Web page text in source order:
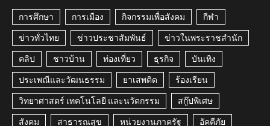
การศึกษา การเมือง กิจกรรมเพื่อสังคม กีฬา
ข่าวทั่วไทย ข่าวประชาสัมพันธ์ ข่าวในพระราชสำนัก
คลิป ชาวบ้าน ท่องเที่ยว ธุรกิจ บันเทิง
ประเพณีและวัฒนธรรม ยาเสพติด ร้องเรียน
วิทยาศาสตร์ เทคโนโลยี และนวัตกรรม สกู๊ปพิเศษ
สังคม สาธารณสุข หน่วยงานภาครัฐ อัคคีภัย